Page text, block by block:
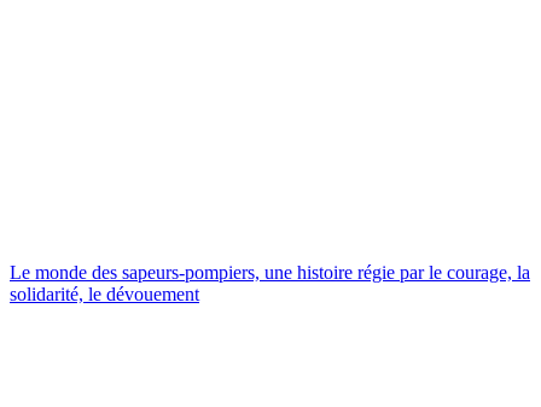
Le monde des sapeurs-pompiers, une histoire régie par le courage, la
solidarité, le dévouement